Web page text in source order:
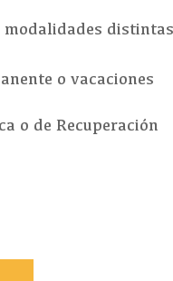
modalidades
o vacaciones
o de Recuperación